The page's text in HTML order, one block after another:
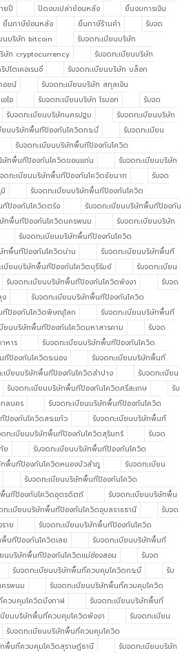
ยปี ปิดงบเปล่าย้อนหลัง
ยื่นงบการเงิน
ยื่นภาษีย้อนหลัง ยื่นภาษีร้านค้า
รับจด
นบริษัท bitcoin
รับจดทะเบียนบริษัท
ริษัท cryptocurrency
รับจดทะเบียนบริษัท
ปโตเคอเรนซี่
รับจดทะเบียนบริษัท บล็อก
อยน์
รับจดทะเบียนบริษัท สกุลเงิน
ไอ รับจดทะเบียนบริษัท โรบอท
รับจด
รับจดทะเบียนบริษัทนครปฐม
รับจดทะเบียนบริษัท
ยนบริษัทพื้นทีป้องกันโควิดกระบี่
รับจดทะเบียน
รับจดทะเบียนบริษัทพื้นทีป้องกันโควิด
ษัทพื้นทีป้องกันโควิดขอนแก่น
รับจดทะเบียนบริษัท
ดทะเบียนบริษัทพื้นทีป้องกันโควิดชัยนาท
รับจด
รับจดทะเบียนบริษัทพื้นทีป้องกันโควิด
ทีป้องกันโควิดตรัง
รับจดทะเบียนบริษัทพื้นทีป้องกัน
ษัทพื้นทีป้องกันโควิดนครพนม
รับจดทะเบียนบริษัท
รับจดทะเบียนบริษัทพื้นทีป้องกันโควิด
ทพื้นทีป้องกันโควิดน่าน
รับจดทะเบียนบริษัทพื้นที
เบียนบริษัทพื้นทีป้องกันโควิดบุรีรัมย์
รับจดทะเบียน
รับจดทะเบียนบริษัทพื้นทีป้องกันโควิดพังงา
รับจด
ง
รับจดทะเบียนบริษัทพื้นทีป้องกันโควิด
ทีป้องกันโควิดพิษณุโลก
รับจดทะเบียนบริษัทพื้นที
บียนบริษัทพื้นทีป้องกันโควิดมหาสารคาม
รับจด
หาร
รับจดทะเบียนบริษัทพื้นทีป้องกันโควิด
ทีป้องกันโควิดระนอง
รับจดทะเบียนบริษัทพื้นที
เบียนบริษัทพื้นทีป้องกันโควิดลำปาง
รับจดทะเบียน
รับจดทะเบียนบริษัทพื้นทีป้องกันโควิดศรีสะเกษ
รับ
ลนคร
รับจดทะเบียนบริษัทพื้นทีป้องกันโควิด
ป้องกันโควิดสระแก้ว
รับจดทะเบียนบริษัทพื้นที
ดทะเบียนบริษัทพื้นทีป้องกันโควิดสุรินทร์
รับจด
ย
รับจดทะเบียนบริษัทพื้นทีป้องกันโควิด
ทพื้นทีป้องกันโควิดหนองบัวลำภู
รับจดทะเบียน
รับจดทะเบียนบริษัทพื้นทีป้องกันโควิด
พื้นทีป้องกันโควิดอุตรดิตถ์
รับจดทะเบียนบริษัทพื้น
ทะเบียนบริษัทพื้นทีป้องกันโควิดอุบลราชธานี
รับจด
าย
รับจดทะเบียนบริษัทพื้นทีป้องกันโควิด
พื้นทีป้องกันโควิดเลย
รับจดทะเบียนบริษัทพื้นที
ยนบริษัทพื้นทีป้องกันโควิดแม่ฮ่องสอน
รับจด
รับจดทะเบียนบริษัทพื้นที่ควบคุมโควิดกระบี่
รับ
ครพนม
รับจดทะเบียนบริษัทพื้นที่ควบคุมโควิด
ควบคุมโควิดบึงกาฬ
รับจดทะเบียนบริษัทพื้นที่
บียนบริษัทพื้นที่ควบคุมโควิดพังงา
รับจดทะเบียน
รับจดทะเบียนบริษัทพื้นที่ควบคุมโควิด
ทพื้นที่ควบคุมโควิดสุราษฎ์ธานี
รับจดทะเบียนบริษัท